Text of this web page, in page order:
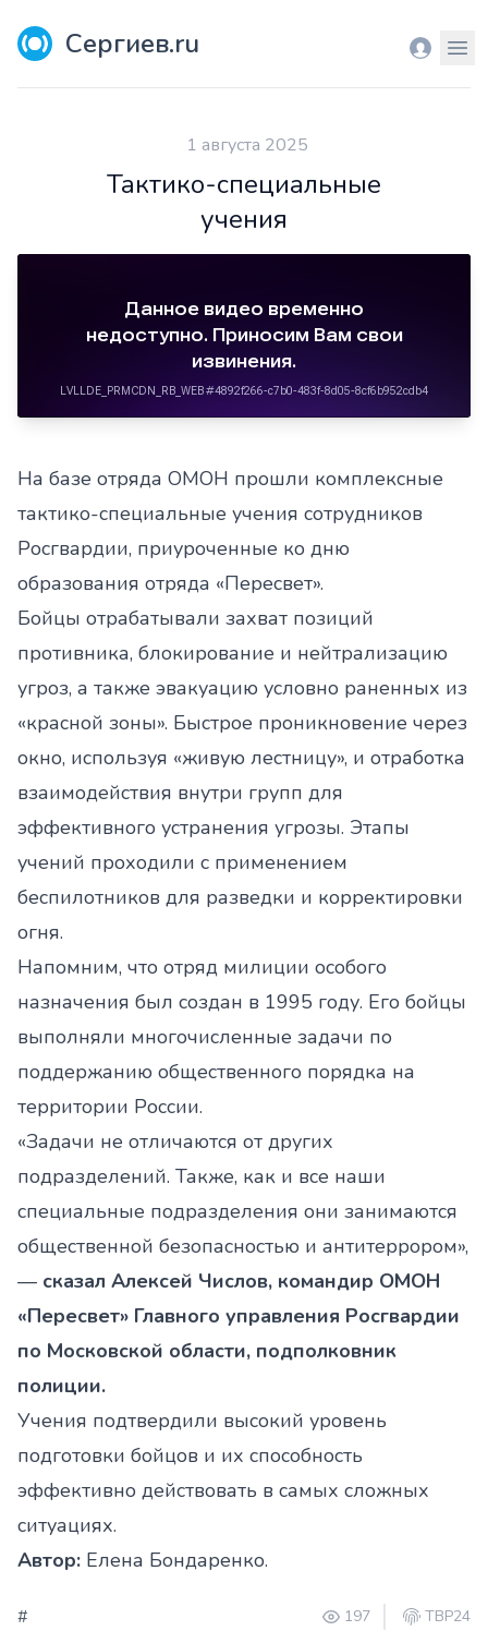
Сергиев.ru Вход
1 августа 2025
Тактико-специальные
учения
На базе отряда ОМОН прошли комплексные
тактико-специальные учения сотрудников
Росгвардии, приуроченные ко дню
образования отряда «Пересвет».
Бойцы отрабатывали захват позиций
противника, блокирование и нейтрализацию
угроз, а также эвакуацию условно раненных из
«красной зоны». Быстрое проникновение через
окно, используя «живую лестницу», и отработка
взаимодействия внутри групп для
эффективного устранения угрозы. Этапы
учений проходили с применением
беспилотников для разведки и корректировки
огня.
Напомним, что отряд милиции особого
назначения был создан в 1995 году. Его бойцы
выполняли многочисленные задачи по
поддержанию общественного порядка на
территории России.
«Задачи не отличаются от других
подразделений. Также, как и все наши
специальные подразделения они занимаются
общественной безопасностью и антитеррором»,
— сказал Алексей Числов, командир ОМОН
«Пересвет» Главного управления Росгвардии
по Московской области, подполковник
полиции.
Учения подтвердили высокий уровень
подготовки бойцов и их способность
эффективно действовать в самых сложных
ситуациях.
Автор: Елена Бондаренко.
# 197 ТВР24